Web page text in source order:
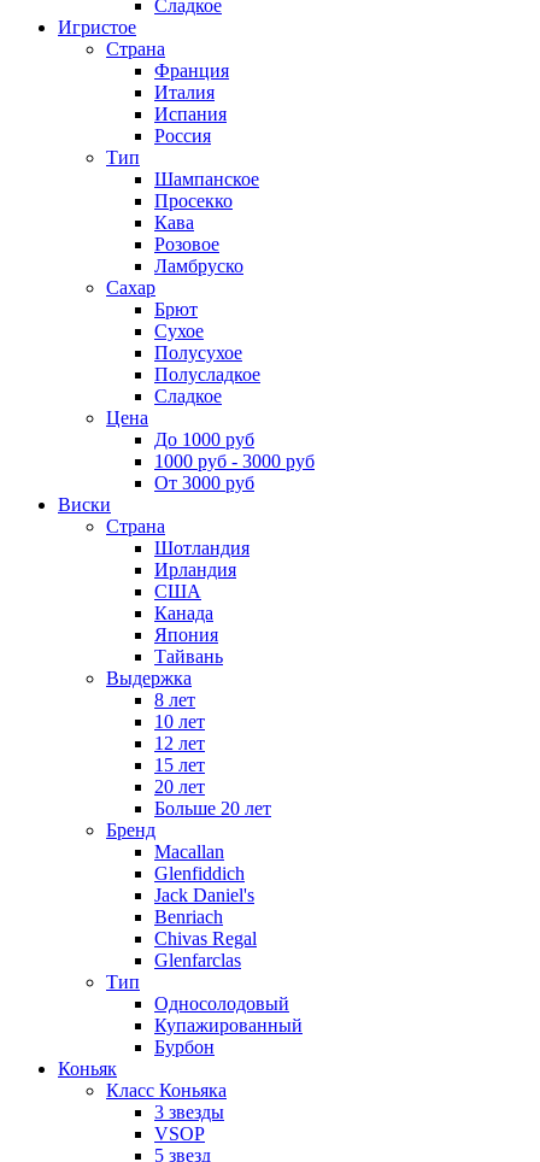
Сладкое
Игристое
Страна
Франция
Италия
Испания
Россия
Тип
Шампанское
Просекко
Кава
Розовое
Ламбруско
Сахар
Брют
Сухое
Полусухое
Полусладкое
Сладкое
Цена
До 1000 руб
1000 руб - 3000 руб
От 3000 руб
Виски
Страна
Шотландия
Ирландия
США
Канада
Япония
Тайвань
Выдержка
8 лет
10 лет
12 лет
15 лет
20 лет
Больше 20 лет
Бренд
Macallan
Glenfiddich
Jack Daniel's
Benriach
Chivas Regal
Glenfarclas
Тип
Односолодовый
Купажированный
Бурбон
Коньяк
Класс Коньяка
3 звезды
VSOP
5 звезд